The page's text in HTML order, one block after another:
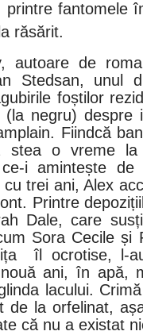
printre fantomele
răsărit.
autoare de
Stedsan, unul
foștilor
negru) despre
Fiindcă
stea o vreme la
i amintește
trei ani, Alex
Printre
Dale, care
Sora Cecile și
îl ocrotise, l-
ani, în apă,
lacului.
de la orfelinat,
că nu a existat